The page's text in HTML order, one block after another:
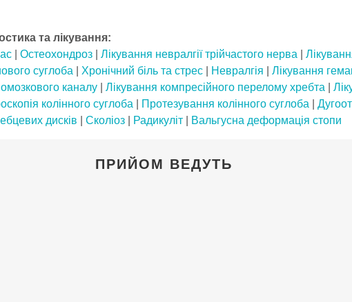
та лікування:
Остеохондроз Лікування невралгії трійчастого нерва
суглоба
Хронічний біль та стрес Невралгія Лікування
каналу
Лікування компресійного перелому хребта
колінного суглоба Протезування колінного суглоба
дисків
Сколіоз Радикуліт Вальгусна деформація стопи
ПРИЙОМ ВЕДУТЬ